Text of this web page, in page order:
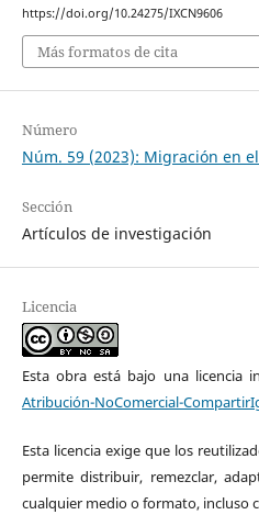
https://doi.org/10.24275/IXCN9606
Más formatos de cita
Número
Núm. 59 (2023): Migración en
Sección
Artículos de investigación
Licencia
Esta obra está bajo una licencia
Atribución-NoComercial-
Esta licencia exige que los
permite distribuir, remezclar,
cualquier medio o formato, incluso